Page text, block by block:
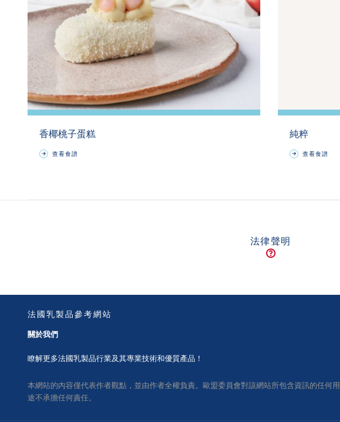
香椰桃子蛋糕
查看食譜
純粹
查看食譜
法律聲明
法國乳製品參考網站
關於我們
瞭解更多法國乳製品行業及其專業技術和優質產品！
本網站的內容僅代表作者觀點，並由作者全權負責。歐盟委員會對該網站所包含資訊的任何用
途不承擔任何責任。